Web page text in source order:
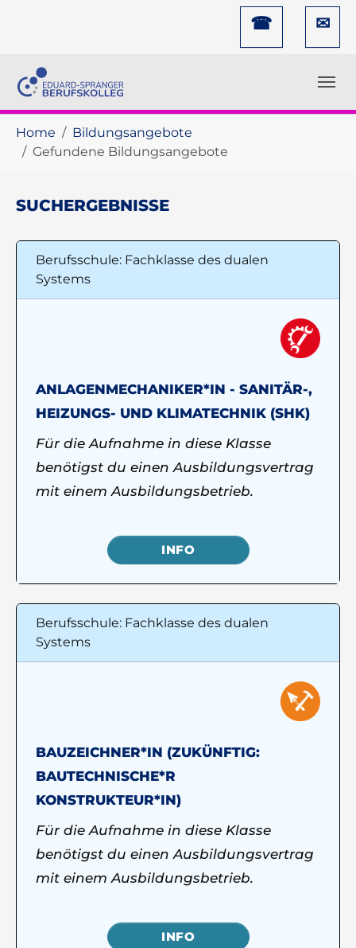
☎ ✉
You are here:
Home
Bildungsangebote
Gefundene Bildungsangebote
SUCHERGEBNISSE
Berufsschule: Fachklasse des dualen
Systems
ANLAGENMECHANIKER*IN - SANITÄR-,
HEIZUNGS- UND KLIMATECHNIK (SHK)
Für die Aufnahme in diese Klasse
benötigst du einen Ausbildungsvertrag
mit einem Ausbildungsbetrieb.
INFO
Berufsschule: Fachklasse des dualen
Systems
BAUZEICHNER*IN (ZUKÜNFTIG:
BAUTECHNISCHE*R
KONSTRUKTEUR*IN)
Für die Aufnahme in diese Klasse
benötigst du einen Ausbildungsvertrag
mit einem Ausbildungsbetrieb.
INFO